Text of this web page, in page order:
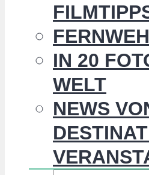
IN 20
WELT
NEWS